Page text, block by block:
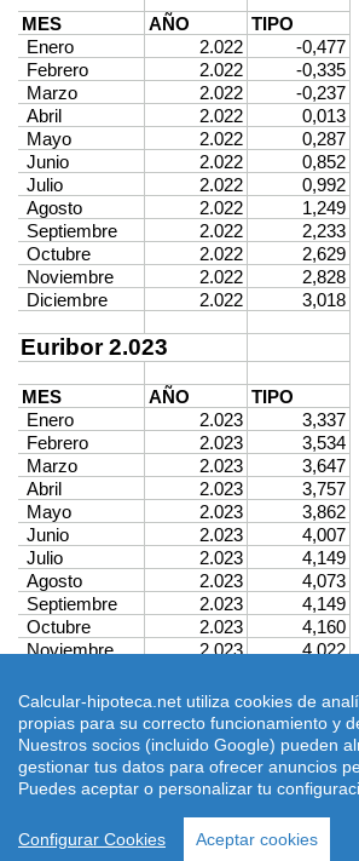
Simuladores de hipotecas ® 2026
Calcular letra de hipoteca|Revisar hipoteca
Aviso Legal-
Calcular-hipoteca.net utiliza cookies de
propias para su correcto funcionamiento y
Nuestros socios (incluido Google) pueden
gestionar tus datos para ofrecer anuncios
Puedes aceptar o personalizar tu
Configurar Cookies Aceptar cookies
continua navegando, consideramos que acepta su